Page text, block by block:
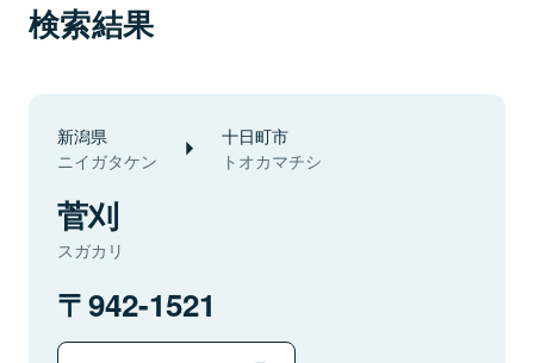
検索結果
新潟県
ニイガタケン
十日町市
トオカマチシ
菅刈
スガカリ
942-1521